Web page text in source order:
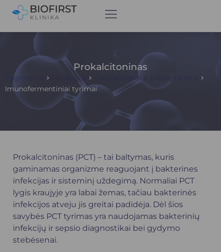
Prokalcitoninas
Pagrindinis Paslaugos
Laboratoriniai ir kraujo tyrimai
Imunofermentiniai tyrimai
Prokalcitoninas (PCT) – tai baltymas, kuris
gaminamas organizme reaguojant į bakterines
infekcijas ir sisteminį uždegimą. Normaliai PCT
lygis kraujyje yra labai žemas, tačiau bakterinės
infekcijos atveju jis greitai padidėja. Dėl šios
savybės PCT tyrimas yra naudojamas bakterinių
infekcijų ir sepsio diagnostikai bei gydymo
stebėsenai.